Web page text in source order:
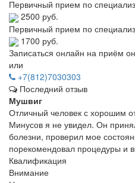
Первичный прием по
2500 руб.
Первичный прием по
1700 руб.
Записаться онлайн на приём
или
+7(812)7030303
Последний отзыв
Мушвиг
Отличный человек с хорошим
Минусов я не увидел. Он
болезни, проверил мое
порекомендовал процедуры и
Квалификация
Внимание